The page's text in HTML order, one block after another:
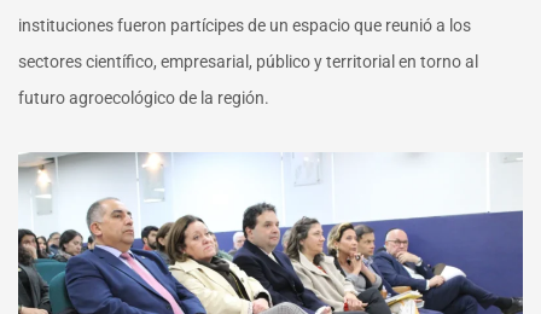
instituciones fueron partícipes de un espacio que reunió a los
sectores científico, empresarial, público y territorial en torno al
futuro agroecológico de la región.